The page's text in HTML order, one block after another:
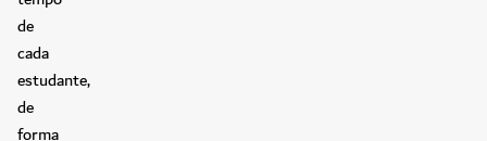
de
cada
estudante,
de
forma